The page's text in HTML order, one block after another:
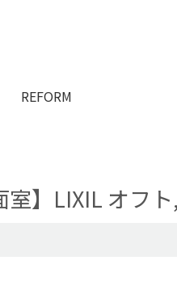
REFORM
室】LIXIL オフ